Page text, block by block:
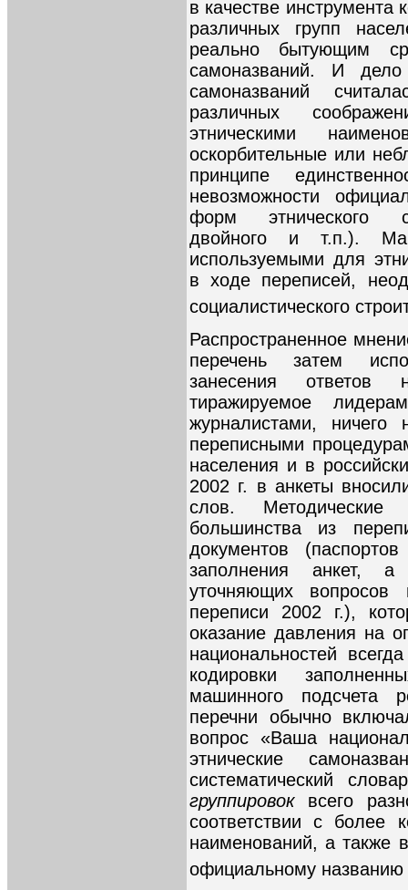
в качестве инструмента
различных групп
реально бытующим
самоназваний. И
самоназваний
различных
этническими
оскорбительные или
принципе
невозможности
форм этнического
двойного и т.п.).
используемыми для
в ходе переписей,
социалистического
Распространенное
перечень затем
занесения ответов
тиражируемое
журналистами,
переписными
населения и в
2002 г. в анкеты
слов. Методические
большинства из
документов
заполнения анкет,
уточняющих вопросов
переписи 2002 г.),
оказание давления на
национальностей
кодировки
машинного подсчета
перечни обычно
вопрос «Ваша
этнические
систематический
группировок всего
соответствии с более
наименований, а также
официальному